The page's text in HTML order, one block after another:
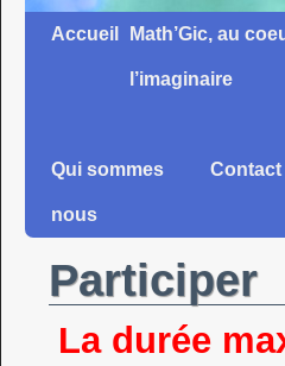
Accueil Math’Gic, au
l’imaginaire
Qui sommes
nous
Contact
Participer
La durée